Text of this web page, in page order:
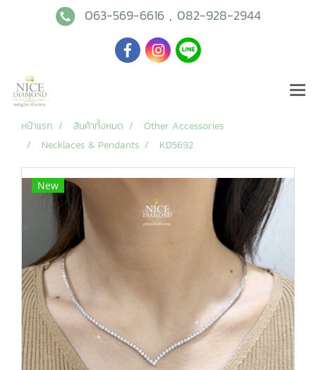
063-569-6616, 082-928-2944
หน้าแรก สินค้าทั้งหมด
Other Accessories
Necklaces & Pendants
KD5692
New